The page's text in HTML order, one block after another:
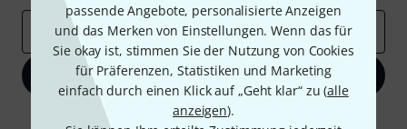
passende Angebote, personalisierte Anzeigen
und das Merken von Einstellungen. Wenn das für
Sie okay ist, stimmen Sie der Nutzung von Cookies
für Präferenzen, Statistiken und Marketing
einfach durch einen Klick auf „Geht klar“ zu (alle
anzeigen).
E-Mail-Adresse*
Jetzt anmelden
Mit Klick auf „Jetzt anmelden“ stimmen Sie dem Erhalt von E-Mail-